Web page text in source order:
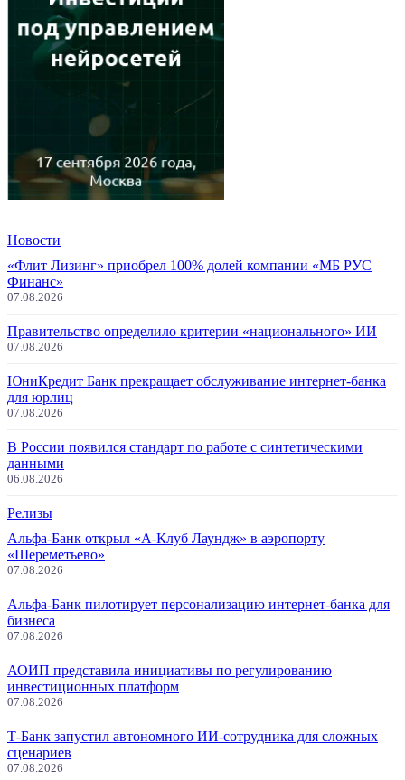
Новости
«Флит Лизинг» приобрел 100% долей компании «МБ РУС
Финанс»
07.08.2026
Правительство определило критерии «национального» ИИ
07.08.2026
ЮниКредит Банк прекращает обслуживание интернет-банка
для юрлиц
07.08.2026
В России появился стандарт по работе с синтетическими
данными
06.08.2026
Релизы
Альфа-Банк открыл «А-Клуб Лаундж» в аэропорту
«Шереметьево»
07.08.2026
Альфа-Банк пилотирует персонализацию интернет-банка для
бизнеса
07.08.2026
АОИП представила инициативы по регулированию
инвестиционных платформ
07.08.2026
Т-Банк запустил автономного ИИ-сотрудника для сложных
сценариев
07.08.2026